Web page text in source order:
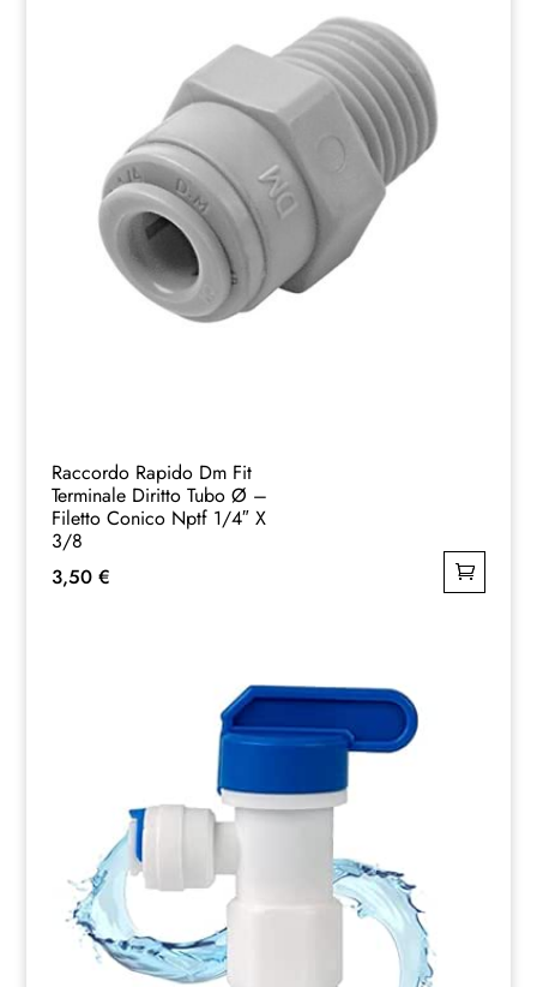
Raccordo Rapido Dm Fit
Terminale Diritto Tubo Ø –
Filetto Conico Nptf 1/4″ X
3/8
3,50 €